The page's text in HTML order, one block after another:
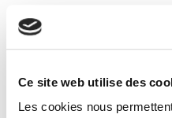
Ce site web utilise des
Les cookies nous